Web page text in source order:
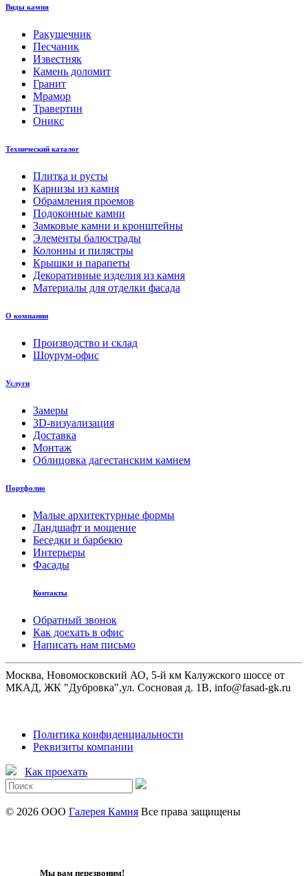
Виды камня
Ракушечник
Песчаник
Известняк
Камень доломит
Гранит
Мрамор
Травертин
Оникс
Технический каталог
Плитка и русты
Карнизы из камня
Обрамления проемов
Подоконные камни
Замковые камни и кронштейны
Элементы балюстрады
Колонны и пилястры
Крышки и парапеты
Декоративные изделия из камня
Материалы для отделки фасада
О компании
Производство и склад
Шоурум-офис
Услуги
Замеры
3D-визуализация
Доставка
Монтаж
Облицовка дагестанским камнем
Портфолио
Малые архитектурные формы
Ландшафт и мощение
Беседки и барбекю
Интерьеры
Фасады
Контакты
Обратный звонок
Как доехать в офис
Написать нам письмо
Москва, Новомосковский АО, 5-й км Калужского шоссе от
МКАД, ЖК "Дубровка",ул. Сосновая д. 1В, info@fasad-gk.ru
Политика конфиденциальности
Реквизиты компании
Как проехать
© 2026 ООО Галерея Камня Все права защищены
Мы вам перезвоним!